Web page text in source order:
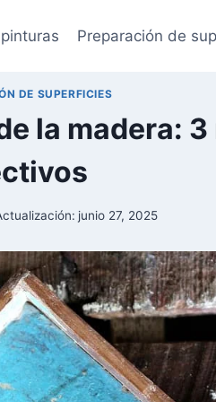
Preparación de
DE SUPERFICIES
la madera:
junio 27, 2025